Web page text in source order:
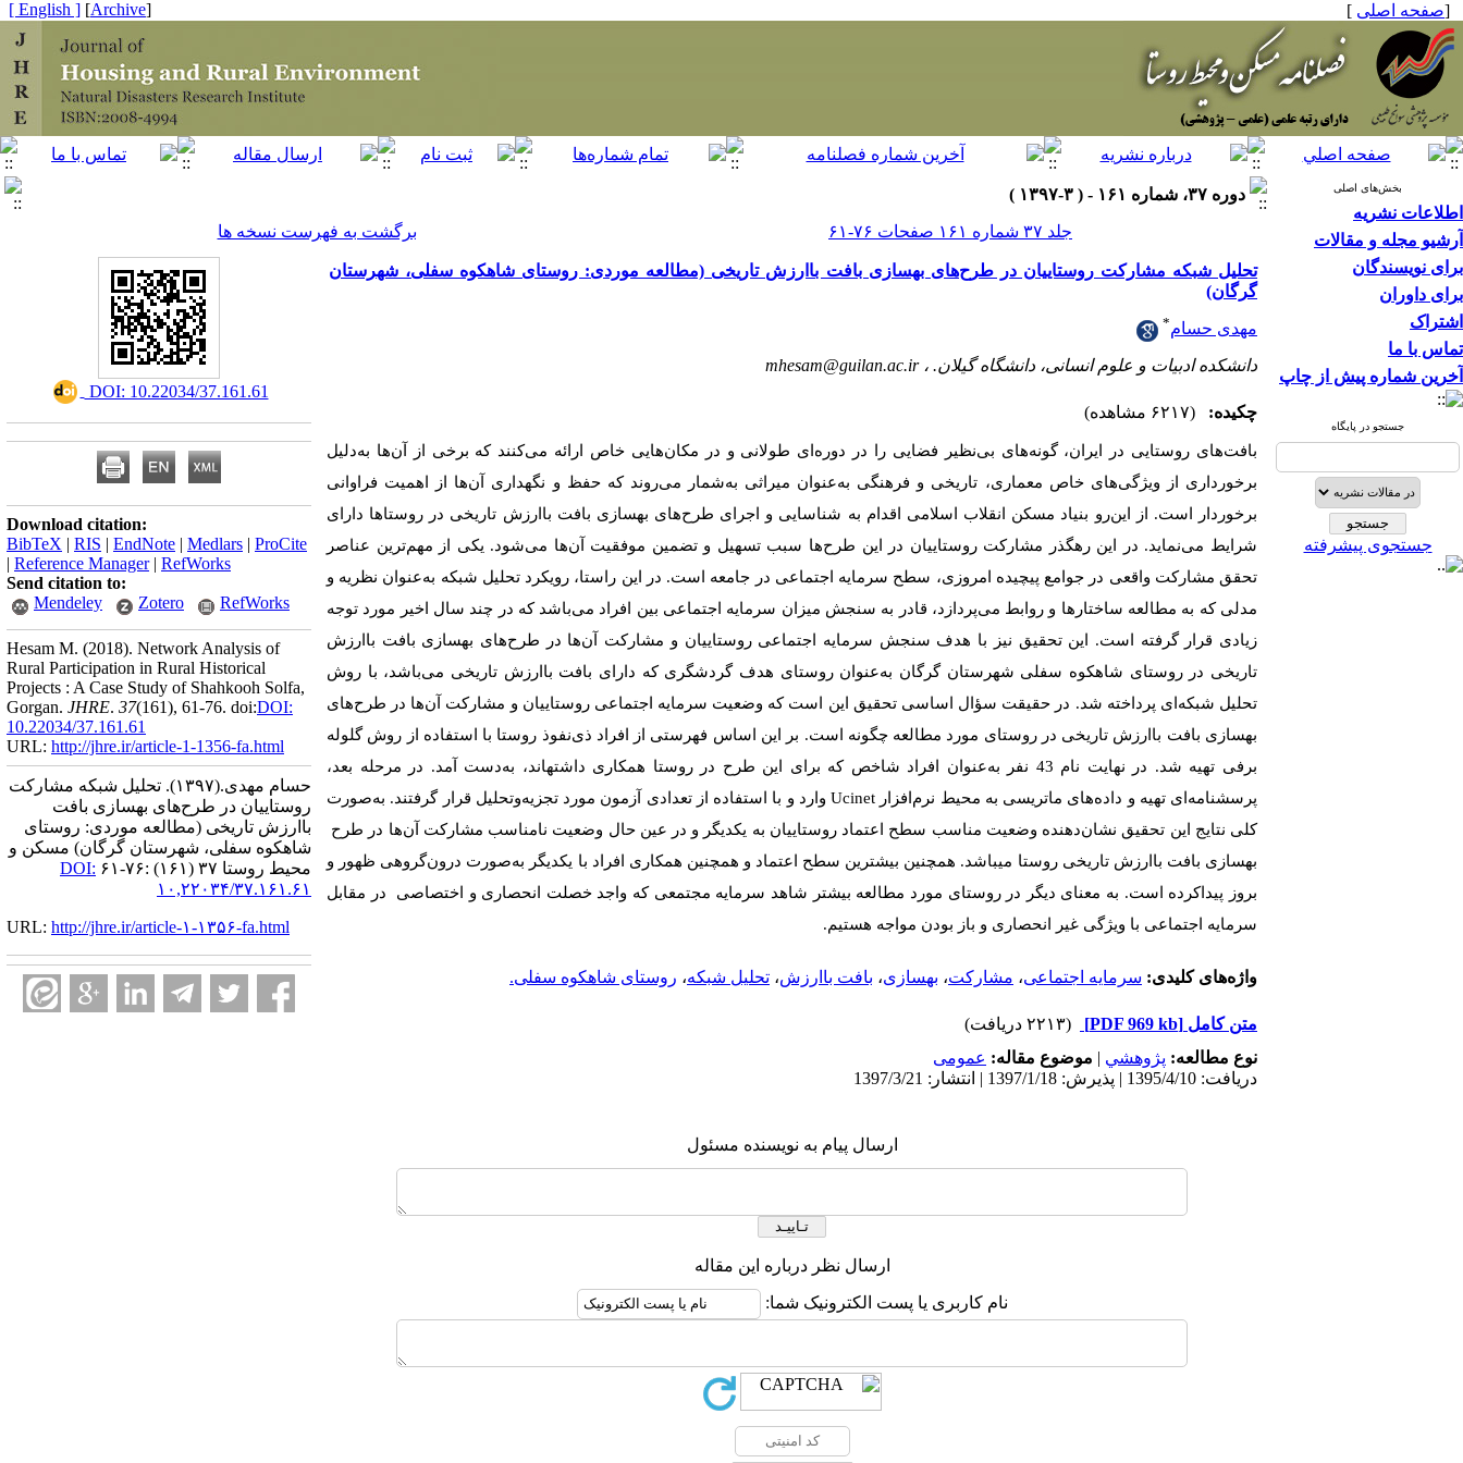
[صفحه اصلی ]
[
Archive
]
[ English ]
بخش‌های اصلی
اطلاعات نشریه
آرشیو مجله و مقالات
برای نویسندگان
برای داوران
اشتراک
تماس با ما
آخرین شماره پیش از چاپ
جستجو در پایگاه
جستجوی پیشرفته
دوره ۳۷، شماره ۱۶۱ - ( ۳-۱۳۹۷ )
جلد ۳۷ شماره ۱۶۱ صفحات ۷۶-۶۱
برگشت به فهرست نسخه ها
تحلیل شبکه مشارکت روستاییان در طرح‌های بهسازی بافت باارزش تاریخی (مطالعه موردی: روستای شاهکوه سفلی، شهرستان
گرگان)
مهدی حسام*
دانشکده ادبیات و علوم انسانی، دانشگاه گیلان. ،mhesam@guilan.ac.ir
چکیده: (۶۲۱۷ مشاهده)
بافت‌های روستایی در ایران، گونه‌های بی‌نظیر فضایی را در دوره‌ای طولانی و در مکان‌هایی خاص ارائه می‌کنند که برخی از آن‌ها به‌دلیل
برخورداری از ویژگی‌های خاص معماری، تاریخی و فرهنگی به‌عنوان میراثی به‌شمار می‌روند که حفظ و نگهداری آن‌ها از اهمیت فراوانی
برخوردار است. از این‌رو بنیاد مسکن انقلاب اسلامی اقدام به شناسایی و اجرای طرح‌های بهسازی بافت باارزش تاریخی در روستاها دارای
شرایط می‌نماید. در این رهگذر مشارکت روستاییان در این طرح‌ها سبب تسهیل و تضمین موفقیت آن‌ها می‌شود. یکی از مهم‌ترین عناصر
تحقق مشارکت واقعی در جوامع پیچیده امروزی، سطح سرمایه‌ اجتماعی در جامعه است. در این راستا، رویکرد تحلیل شبکه به‌عنوان نظریه و
مدلی که به مطالعه ساختارها و روابط می‌پردازد، قادر به سنجش میزان سرمایه اجتماعی بین افراد می‌باشد که در چند سال اخیر مورد توجه
زیادی قرار گرفته است. این تحقیق نیز با هدف سنجش سرمایه اجتماعی روستاییان و مشارکت آن‌ها در طرح‌های بهسازی بافت باارزش
تاریخی در روستای شاهکوه سفلی شهرستان گرگان به‌عنوان روستای هدف گردشگری که دارای بافت باارزش تاریخی می‌باشد، با روش
تحلیل شبکه‌ای پرداخته شد. در حقیقت سؤال اساسی تحقیق این است که وضعیت سرمایه اجتماعی روستاییان و مشارکت آن‌ها در طرح‌های
بهسازی بافت باارزش تاریخی در روستای مورد مطالعه چگونه است. بر این اساس فهرستی از افراد ذی‌نفوذ روستا با استفاده از روش گلوله
برفی تهیه شد. در نهایت نام 43 نفر به‌عنوان افراد شاخص که برای این طرح در روستا همکاری داشته­اند، به‌دست آمد. در مرحله بعد،
پرسشنامه‌ای تهیه و داده‌های ماتریسی به محیط نرم‌افزار Ucinet وارد و با استفاده از تعدادی آزمون مورد تجزیه‌وتحلیل قرار گرفتند. به‌صورت
کلی نتایج این تحقیق نشان‌دهنده وضعیت مناسب سطح اعتماد روستاییان به یکدیگر و در عین‌ حال وضعیت نامناسب مشارکت آن‌ها در طرح
بهسازی بافت باارزش تاریخی روستا می­باشد. همچنین بیشترین سطح اعتماد و همچنین همکاری افراد با یکدیگر به‌صورت درون‌گروهی ظهور و
بروز پیداکرده است. به معنای دیگر در روستای مورد مطالعه بیشتر شاهد سرمایه مجتمعی که واجد خصلت انحصاری و اختصاصی در مقابل
سرمایه اجتماعی با ویژگی غیر انحصاری و باز بودن مواجه هستیم.
واژه‌های کلیدی: سرمایه اجتماعی، مشارکت، بهسازی، بافت باارزش، تحلیل شبکه، روستای شاهکوه سفلی.
متن کامل [PDF 969 kb]
(۲۲۱۳ دریافت)
نوع مطالعه: پژوهشي | موضوع مقاله: عمومى
دریافت: 1395/4/10 | پذیرش: 1397/1/18 | انتشار: 1397/3/21
ارسال پیام به نویسنده مسئول
ارسال نظر درباره این مقاله
نام کاربری یا پست الکترونیک شما:
‎ DOI: 10.22034/37.161.61
Download citation:
BibTeX | RIS | EndNote | Medlars | ProCite
| Reference Manager| RefWorks
Send citation to:
Mendeley
Zotero RefWorks
Hesam M. (2018). Network Analysis of
Rural Participation in Rural Historical
Projects : A Case Study of Shahkooh Solfa,
Gorgan. JHRE. 37(161), 61-76. doi:DOI:
10.22034/37.161.61
URL: http://jhre.ir/article-1-1356-fa.html
حسام مهدی.(۱۳۹۷).
تحلیل شبکه مشارکت
روستاییان در طرح‌های بهسازی بافت
باارزش تاریخی (مطالعه موردی: روستای
شاهکوه سفلی، شهرستان گرگان) مسکن و
محیط روستا ۳۷ (۱۶۱) :۷۶-۶۱
DOI:
۱۰,۲۲۰۳۴/۳۷.۱۶۱.۶۱
URL: http://jhre.ir/article-۱-۱۳۵۶-fa.html